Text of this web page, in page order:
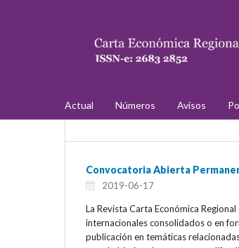
Actual Números Avisos
Convocatoria Abierta
2019-06-17
La Revista Carta Económica
internacionales consolidados o en
publicación en temáticas